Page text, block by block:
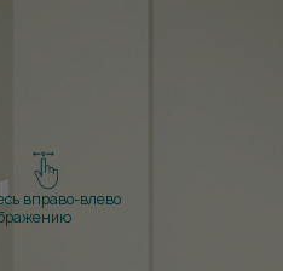
вправо-влево